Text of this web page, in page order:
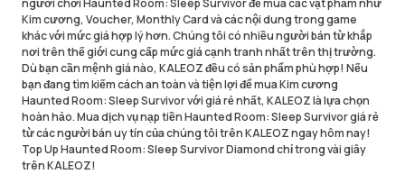
người chơi Haunted Room: Sleep Survivor để mua các vật phẩm như
Kim cương, Voucher, Monthly Card và các nội dung trong game
khác với mức giá hợp lý hơn. Chúng tôi có nhiều người bán từ khắp
nơi trên thế giới cung cấp mức giá cạnh tranh nhất trên thị trường.
Dù bạn cần mệnh giá nào, KALEOZ đều có sản phẩm phù hợp! Nếu
bạn đang tìm kiếm cách an toàn và tiện lợi để mua Kim cương
Haunted Room: Sleep Survivor với giá rẻ nhất, KALEOZ là lựa chọn
hoàn hảo. Mua dịch vụ nạp tiền Haunted Room: Sleep Survivor giá rẻ
từ các người bán uy tín của chúng tôi trên KALEOZ ngay hôm nay!
Top Up Haunted Room: Sleep Survivor Diamond chỉ trong vài giây
trên KALEOZ!